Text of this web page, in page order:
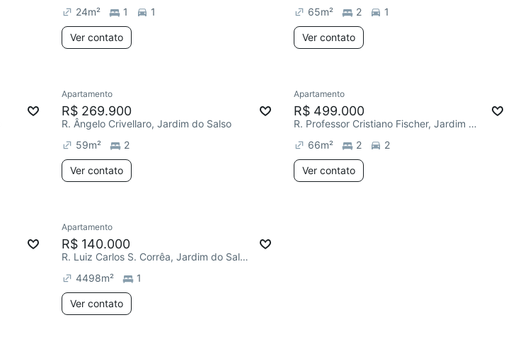
24m² 1 1
Ver contato
65m² 2 1
Ver contato
Apartamento
R$ 269.900
R. Ângelo Crivellaro, Jardim do Salso
59m² 2
Ver contato
Apartamento
R$ 499.000
R. Professor Cristiano Fischer, Jardim do Salso
66m² 2 2
Ver contato
Apartamento
R$ 140.000
R. Luiz Carlos S. Corrêa, Jardim do Salso
4498m² 1
Ver contato